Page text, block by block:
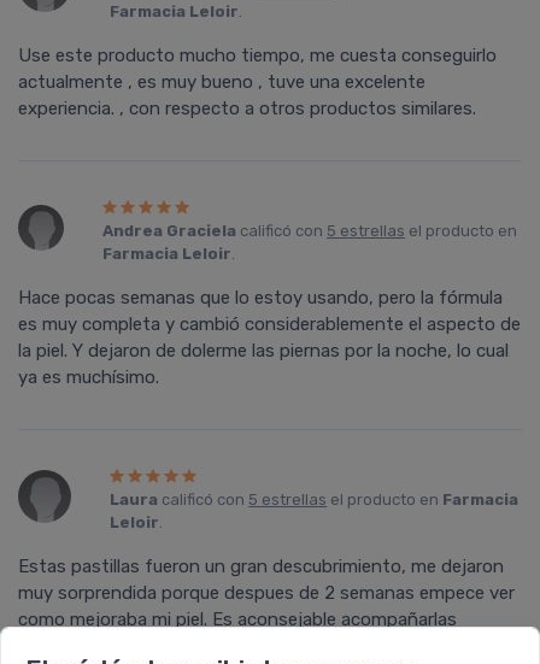
Farmacia Leloir.
Use este producto mucho tiempo, me cuesta conseguirlo
actualmente , es muy bueno , tuve una excelente
experiencia. , con respecto a otros productos similares.
Andrea Graciela calificó con 5 estrellas el producto en
Farmacia Leloir.
Hace pocas semanas que lo estoy usando, pero la fórmula
es muy completa y cambió considerablemente el aspecto de
la piel. Y dejaron de dolerme las piernas por la noche, lo cual
ya es muchí­simo.
Laura calificó con 5 estrellas el producto en Farmacia
Leloir.
Estas pastillas fueron un gran descubrimiento, me dejaron
muy sorprendida porque despues de 2 semanas empece ver
como mejoraba mi piel. Es aconsejable acompañarlas